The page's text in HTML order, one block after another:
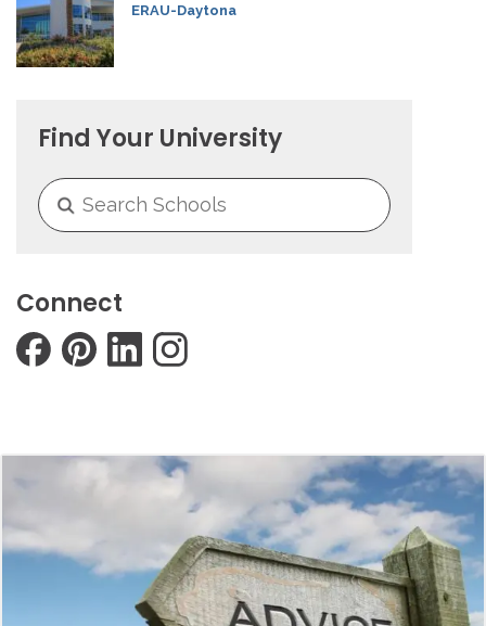
ERAU-Daytona
Find Your University
Connect